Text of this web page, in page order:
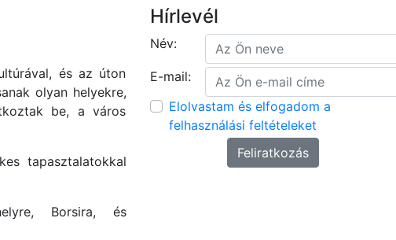
és az úton
olyan helyekre,
be, a város
tapasztalatokkal
Borsira, és
Hírlevél
Név:
E-mail:
Elolvastam és elfogadom a
felhasználási feltételeket